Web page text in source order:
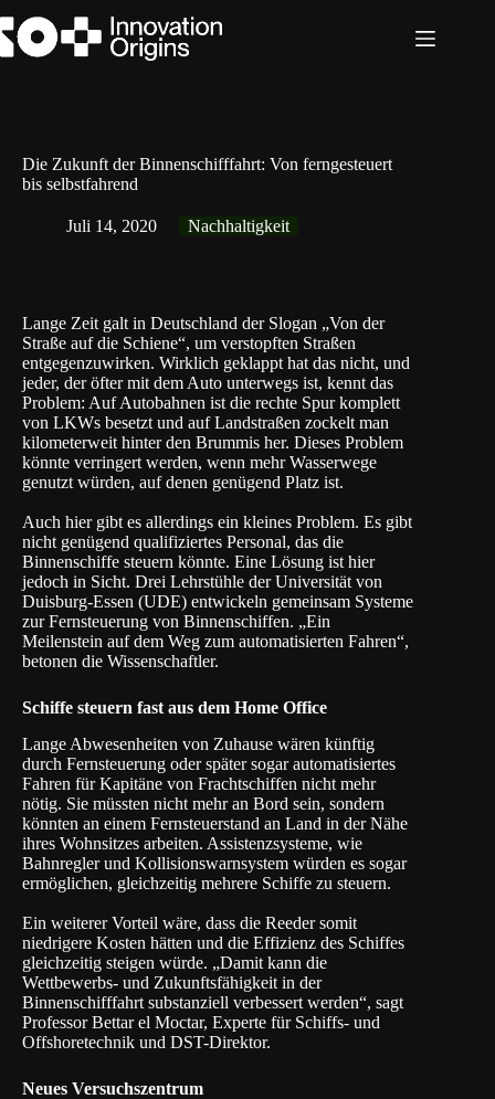
Inhalt
springen
Die Zukunft der Binnenschifffahrt: Von ferngesteuert
bis selbstfahrend
Juli 14, 2020 Nachhaltigkeit
Lange Zeit galt in Deutschland der Slogan „Von der
Straße auf die Schiene“, um verstopften Straßen
entgegenzuwirken. Wirklich geklappt hat das nicht, und
jeder, der öfter mit dem Auto unterwegs ist, kennt das
Problem: Auf Autobahnen ist die rechte Spur komplett
von LKWs besetzt und auf Landstraßen zockelt man
kilometerweit hinter den Brummis her. Dieses Problem
könnte verringert werden, wenn mehr Wasserwege
genutzt würden, auf denen genügend Platz ist.
Auch hier gibt es allerdings ein kleines Problem. Es gibt
nicht genügend qualifiziertes Personal, das die
Binnenschiffe steuern könnte. Eine Lösung ist hier
jedoch in Sicht. Drei Lehrstühle derUniversität von
Duisburg-Essen (UDE) entwickeln gemeinsam Systeme
zur Fernsteuerung von Binnenschiffen. „Ein
Meilenstein auf dem Weg zum automatisierten Fahren“,
betonen die Wissenschaftler.
Schiffe steuern fast aus dem Home Office
Lange Abwesenheiten von Zuhause wären künftig
durch Fernsteuerung oder später sogar automatisiertes
Fahren für Kapitäne von Frachtschiffen nicht mehr
nötig. Sie müssten nicht mehr an Bord sein, sondern
könnten an einem Fernsteuerstand an Land in der Nähe
ihres Wohnsitzes arbeiten. Assistenzsysteme, wie
Bahnregler und Kollisionswarnsystem würden es sogar
ermöglichen, gleichzeitig mehrere Schiffe zu steuern.
Ein weiterer Vorteil wäre, dass die Reeder somit
niedrigere Kosten hätten und die Effizienz des Schiffes
gleichzeitig steigen würde. „Damit kann die
Wettbewerbs- und Zukunftsfähigkeit in der
Binnenschifffahrt substanziell verbessert werden“, sagt
Professor Bettar el Moctar, Experte für Schiffs- und
Offshoretechnik und DST-Direktor.
Neues Versuchszentrum